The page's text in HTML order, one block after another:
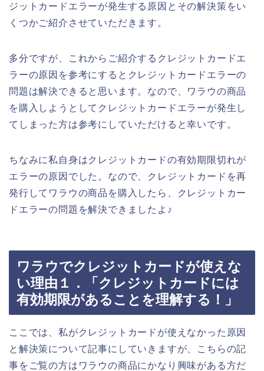
ジットカードエラーが発生する原因とその解決策をい
くつかご紹介させていただきます。
多分ですが、これからご紹介するクレジットカードエ
ラーの原因を参考にするとクレジットカードエラーの
問題は解決できると思います。なので、ワラウの商品
を購入しようとしてクレジットカードエラーが発生し
てしまった方は参考にしていただけると幸いです。
ちなみに私自身はクレジットカードの有効期限切れが
エラーの原因でした。なので、クレジットカードを再
発行してワラウの商品を購入したら、クレジットカー
ドエラーの問題を解決できましたよ♪
ワラウでクレジットカードが使えな
い理由１．「クレジットカードには
有効期限があることを理解する！」
ここでは、私がクレジットカードが使えなかった原因
と解決策について記事にしていきますが、こちらの記
事をご覧の方はワラウの商品にかなり興味がある方だ